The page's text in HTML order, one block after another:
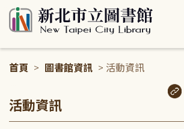
首頁 > 圖書館資訊 > 活動資訊
活動資訊